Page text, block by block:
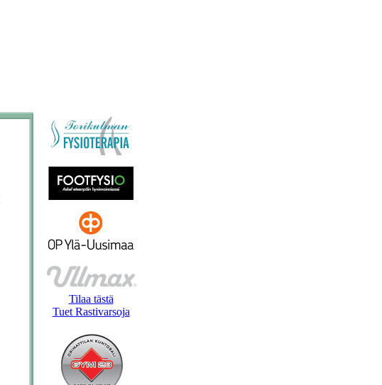
Tilaa tästä
Tuet Rastivarsoja